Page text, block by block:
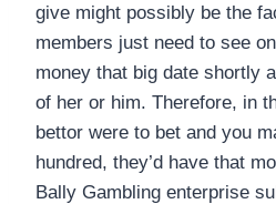
give might possibly be the
members just need to see
money that big date shortly
of her or him. Therefore, in
bettor were to bet and you
hundred, they’d have that
Bally Gambling enterprise